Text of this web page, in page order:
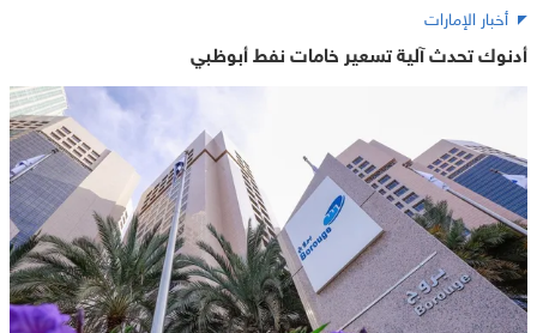
أخبار الإمارات
أدنوك تحدث آلية تسعير خامات نفط أبوظبي